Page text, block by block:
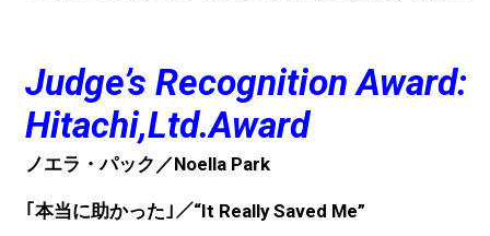
Judge’s Recognition Award:
Hitachi,Ltd.Award
ノエラ・パック／Noella Park
｢本当に助かった｣／“It Really Saved Me”